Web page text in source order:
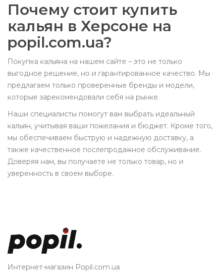
Почему стоит купить
кальян в Херсоне на
popil.com.ua?
Покупка кальяна на нашем сайте – это не только
выгодное решение, но и гарантированное качество. Мы
предлагаем только проверенные бренды и модели,
которые зарекомендовали себя на рынке.
Наши специалисты помогут вам выбрать идеальный
кальян, учитывая ваши пожелания и бюджет. Кроме того,
мы обеспечиваем быструю и надежную доставку, а
также качественное послепродажное обслуживание.
Доверяя нам, вы получаете не только товар, но и
уверенность в своем выборе.
Интернет-магазин Popil.com.ua